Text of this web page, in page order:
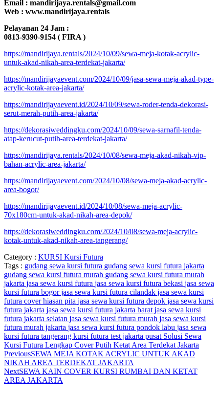
Email : mandirijaya.rentals@gmail.com
Web : www.mandirijaya.rentals
Pelayanan 24 Jam :
0813-9390-9154 ( FIRA )
https://mandirijaya.rentals/2024/10/09/sewa-meja-kotak-acrylic-
untuk-akad-nikah-area-terdekat-jakarta/
https://mandirijayaevent.com/2024/10/09/jasa-sewa-meja-akad-type-
acrylic-kotak-area-jakarta/
https://mandirijayaevent.id/2024/10/09/sewa-roder-tenda-dekorasi-
serut-merah-putih-area-jakarta/
https://dekorasiweddingku.com/2024/10/09/sewa-sarnafil-tenda-
atap-kerucut-putih-area-terdekat-jakarta/
https://mandirijaya.rentals/2024/10/08/sewa-meja-akad-nikah-vip-
bahan-acrylic-area-jakarta/
https://mandirijayaevent.com/2024/10/08/sewa-meja-akad-acrylic-
area-bogor/
https://mandirijayaevent.id/2024/10/08/sewa-meja-acrylic-
70x180cm-untuk-akad-nikah-area-depok/
https://dekorasiweddingku.com/2024/10/08/sewa-meja-acrylic-
kotak-untuk-akad-nikah-area-tangerang/
Category : KURSI Kursi Futura
Tags : gudang sewa kursi futura gudang sewa kursi futura jakarta
gudang sewa kursi futura murah gudang sewa kursi futura murah
jakarta jasa sewa kursi futura jasa sewa kursi futura bekasi jasa sewa
kursi futura bogorjasa sewa kursi futura cilandak jasa sewa kursi
futura cover hiasan pita jasa sewa kursi futura depok jasa sewa kursi
futura jakarta jasa sewa kursi futura jakarta baratjasa sewa kursi
futura jakarta selatan jasa sewa kursi futura murah jasa sewa kursi
futura murah jakarta jasa sewa kursi futura pondok labu jasa sewa
kursi futura tangerang kursi futura test jakarta pusat Solusi Sewa
Kursi Futura Lengkap Cover Putih Ketat Area Terdekat Jakarta
PreviousSEWA MEJA KOTAK ACRYLIC UNTUK AKAD
NIKAH AREA TERDEKAT JAKARTA
NextSEWA KAIN COVER KURSI RUMBAI DAN KETAT
AREA JAKARTA